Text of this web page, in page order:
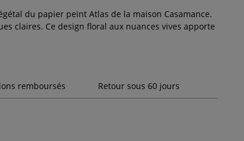
du papier peint Atlas de la maison Casamance.
claires. Ce design floral aux nuances vives apporte
remboursés Retour sous 60 jours